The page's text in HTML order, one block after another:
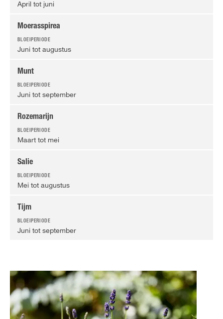
April tot juni
Moerasspirea
Juni tot augustus
Munt
Juni tot september
Rozemarijn
Maart tot mei
Salie
Mei tot augustus
Tijm
Juni tot september